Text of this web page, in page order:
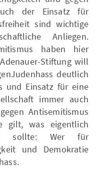
der Einsatz für
sind wichtige
Anliegen.
haben hier
Stiftung will
deutlich
und Einsatz für eine
immer auch
Antisemitismus
gilt, was eigentlich
sollte: Wer für
und Demokratie